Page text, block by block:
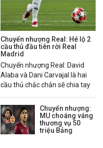
Chuyển nhượng Real: Hé lộ 2
cầu thủ đầu tiên rời Real
Madrid
Chuyển nhượng Real: David
Alaba và Dani Carvajal là hai
cầu thủ chắc chắn sẽ chia tay
2026.
Chuyển nhượng:
MU choáng váng
thương vụ 50
triệu Bảng